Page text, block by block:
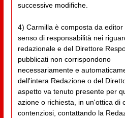
successive modifiche.
4) Carmilla è composta da
senso di responsabilità nei
redazionale e del Direttore
pubblicati non corrispondono
necessariamente e
dell'intera Redazione o del
aspetto va tenuto presente per
azione o richiesta, in un'ottica di
contenziosi, contattando la